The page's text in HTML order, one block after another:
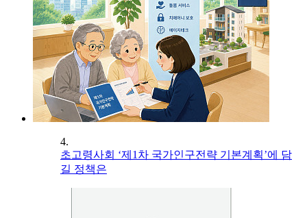
4.
초고령사회 ‘제1차 국가인구전략 기본계획’에 담
길 정책은